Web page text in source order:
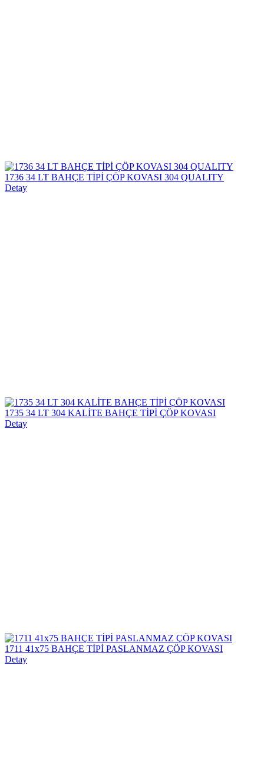
1736 34 LT BAHÇE TİPİ ÇÖP KOVASI 304 QUALITY
Detay
1735 34 LT 304 KALİTE BAHÇE TİPİ ÇÖP KOVASI
Detay
1711 41x75 BAHÇE TİPİ PASLANMAZ ÇÖP KOVASI
Detay